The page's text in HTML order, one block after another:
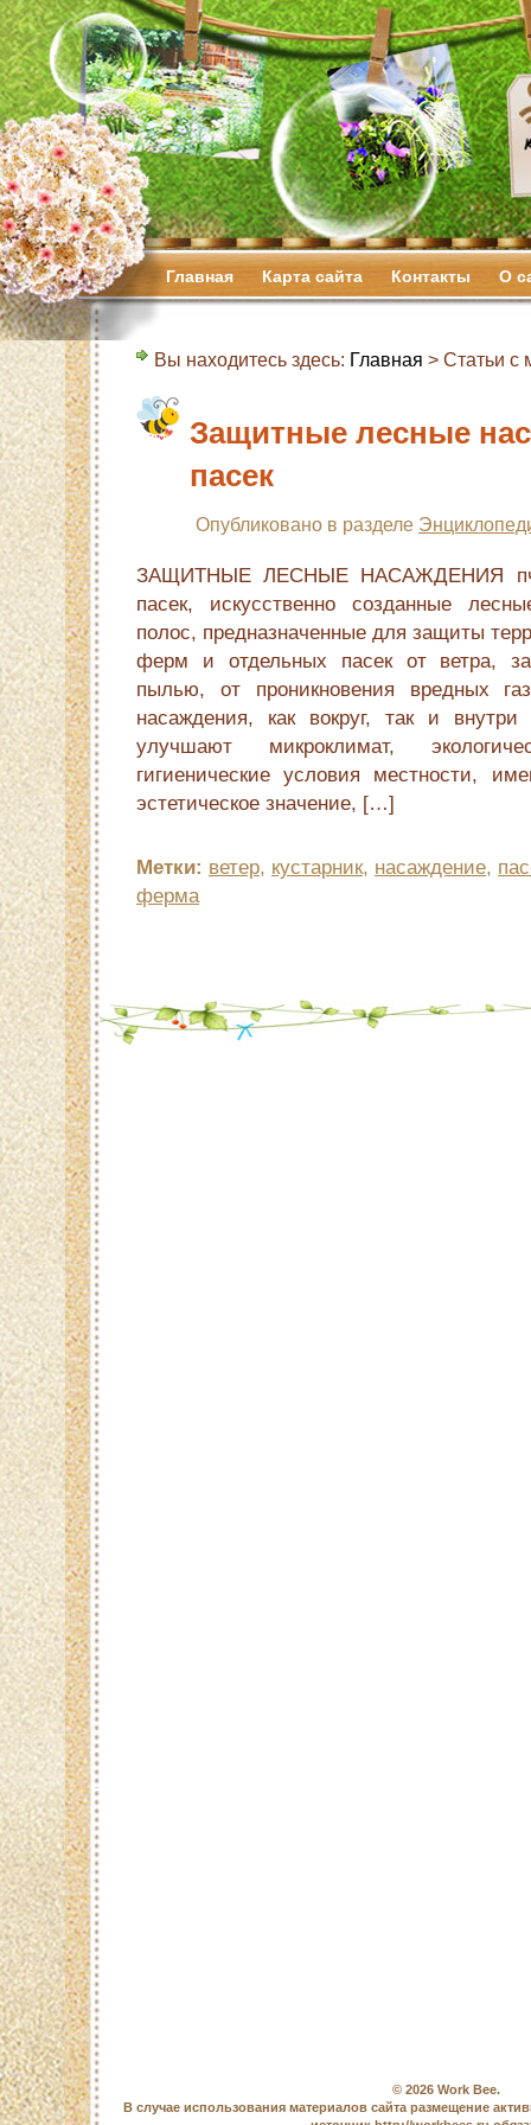
Главная Карта сайта Контакты О
Вы находитесь здесь: Главная > Статьи с
Защитные лесные
пасек
Опубликовано в разделе
ЗАЩИТНЫЕ ЛЕСНЫЕ НАСАЖДЕНИЯ
пасек, искусственно созданные
полос, предназначенные для защиты
ферм и отдельных пасек от ветра,
пылью, от проникновения вредных
насаждения, как вокруг, так и
улучшают микроклимат,
гигиенические условия местности,
эстетическое значение, […]
Метки: ветер, кустарник, насаждение,
ферма
© 2026 Work Bee.
В случае использования материалов сайта размещение